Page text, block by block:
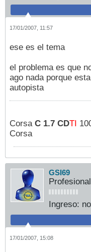
17/01/2007, 11:57
ese es el tema
el problema es que
ago nada porque
autopista
Corsa C 1.7 CDTI
Corsa
GSI69
Profesional
Ingreso:
17/01/2007, 15:08